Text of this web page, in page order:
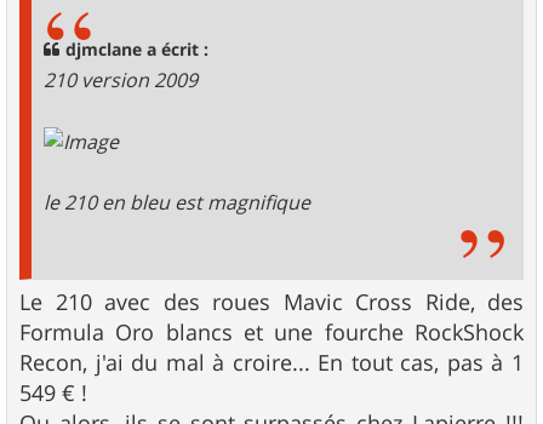
djmclane a écrit :
210 version 2009
le 210 en bleu est magnifique
Le 210 avec des roues Mavic Cross Ride, des
Formula Oro blancs et une fourche RockShock
Recon, j'ai du mal à croire... En tout cas, pas à 1
549 € !